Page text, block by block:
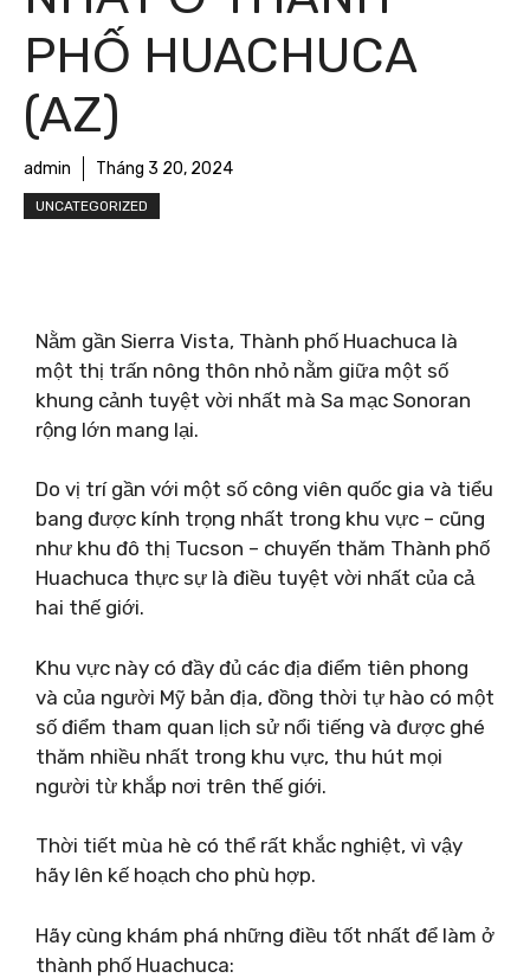
PHỐ HUACHUCA
(AZ)
admin Tháng 3 20, 2024
UNCATEGORIZED
Nằm gần Sierra Vista, Thành phố Huachuca là
một thị trấn nông thôn nhỏ nằm giữa một số
khung cảnh tuyệt vời nhất mà Sa mạc Sonoran
rộng lớn mang lại.
Do vị trí gần với một số công viên quốc gia và tiểu
bang được kính trọng nhất trong khu vực – cũng
như khu đô thị Tucson – chuyến thăm Thành phố
Huachuca thực sự là điều tuyệt vời nhất của cả
hai thế giới.
Khu vực này có đầy đủ các địa điểm tiên phong
và của người Mỹ bản địa, đồng thời tự hào có một
số điểm tham quan lịch sử nổi tiếng và được ghé
thăm nhiều nhất trong khu vực, thu hút mọi
người từ khắp nơi trên thế giới.
Thời tiết mùa hè có thể rất khắc nghiệt, vì vậy
hãy lên kế hoạch cho phù hợp.
Hãy cùng khám phá những điều tốt nhất để làm ở
thành phố Huachuca: